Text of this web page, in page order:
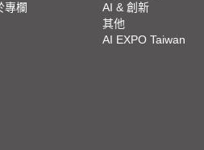
專欄
AI & 創新
其他
AI EXPO Taiwan